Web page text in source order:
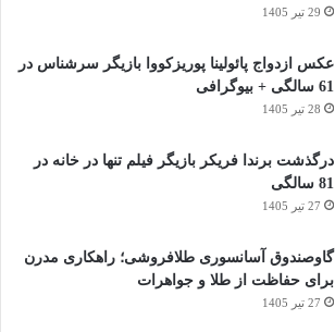
29 تیر 1405
عکس ازدواج پائولینا پوریزکووا بازیگر سرشناس در
61 سالگی + بیوگرافی
28 تیر 1405
درگذشت برندا فریکر بازیگر فیلم تنها در خانه در
81 سالگی
27 تیر 1405
گاوصندوق آسانسوری طلافروشی؛ راهکاری مدرن
برای حفاظت از طلا و جواهرات
27 تیر 1405